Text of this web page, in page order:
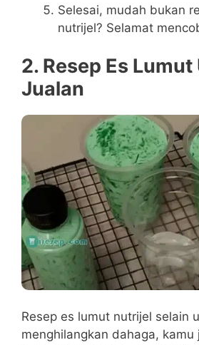
Selesai, mudah bukan
nutrijel? Selamat
2. Resep Es
Jualan
Resep es lumut nutrijel selain
menghilangkan dahaga, kamu